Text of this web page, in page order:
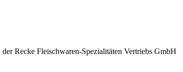
Recke Fleischwaren-Spezialitäten Vertriebs GmbH